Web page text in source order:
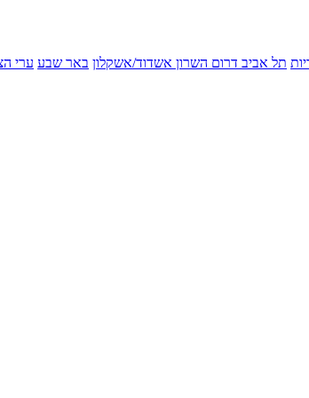
תל אביב דרום השרון אשדוד/אשקלון באר שבע ערי